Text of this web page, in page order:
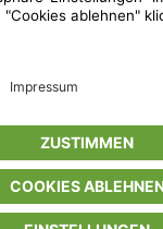
der
beziehen sich
findest Du unter